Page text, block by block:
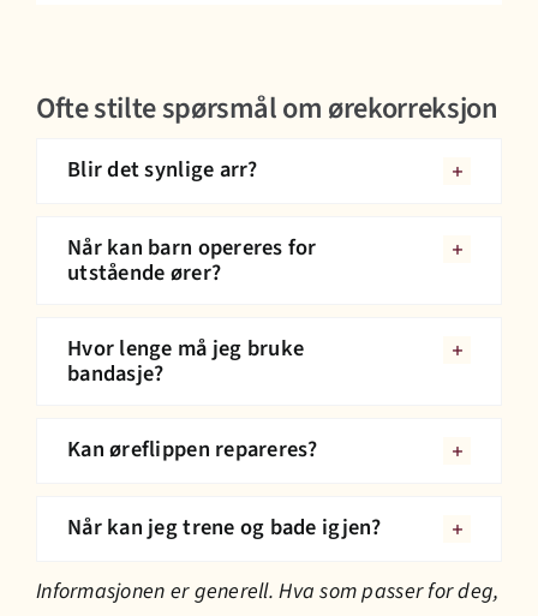
Ofte stilte spørsmål om ørekorreksjon
Blir det synlige arr?
Når kan barn opereres for
utstående ører?
Hvor lenge må jeg bruke
bandasje?
Kan øreflippen repareres?
Når kan jeg trene og bade igjen?
Informasjonen er generell. Hva som passer for deg,